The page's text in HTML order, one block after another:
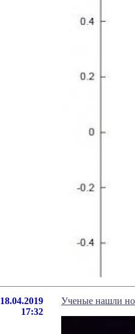
18.04.2019
17:32
Ученые нашли